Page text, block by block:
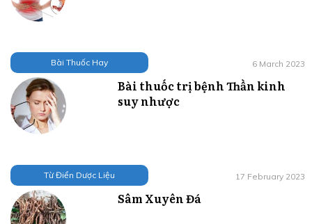
Bài Thuốc Hay 6 March 2023
Bài thuốc trị bệnh Thần kinh
suy nhược
Từ Điển Dược Liệu 17 February 2023
Sâm Xuyên Đá